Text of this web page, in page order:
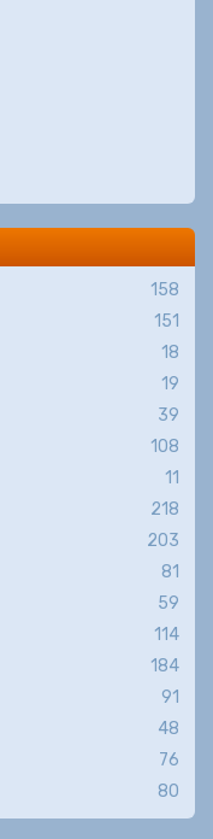
158
151
18
19
39
108
11
218
203
81
59
114
184
91
48
76
80